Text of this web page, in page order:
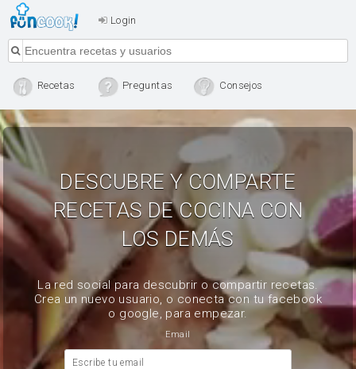
Login
Recetas Preguntas Consejos
DESCUBRE Y COMPARTE
RECETAS DE COCINA CON
LOS DEMÁS
La red social para descubrir o compartir recetas.
Crea un nuevo usuario, o conecta con tu facebook
o google, para empezar.
Email
Escribe tu email